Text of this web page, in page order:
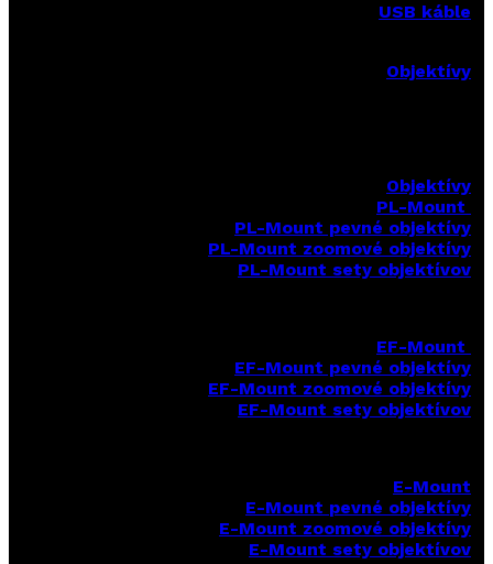
USB káble
Objektívy
Objektívy
PL-Mount
PL-Mount pevné objektívy
PL-Mount zoomové objektívy
PL-Mount sety objektívov
EF-Mount
EF-Mount pevné objektívy
EF-Mount zoomové objektívy
EF-Mount sety objektívov
E-Mount
E-Mount pevné objektívy
E-Mount zoomové objektívy
E-Mount sety objektívov